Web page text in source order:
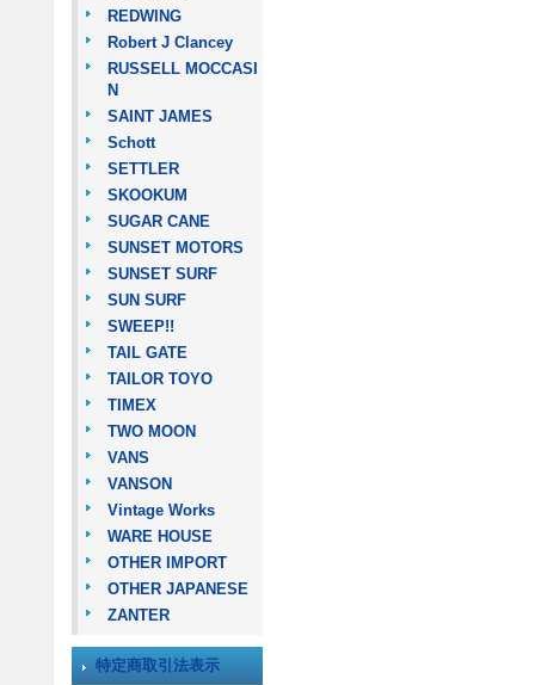
REDWING
Robert J Clancey
RUSSELL MOCCASI
N
SAINT JAMES
Schott
SETTLER
SKOOKUM
SUGAR CANE
SUNSET MOTORS
SUNSET SURF
SUN SURF
SWEEP!!
TAIL GATE
TAILOR TOYO
TIMEX
TWO MOON
VANS
VANSON
Vintage Works
WARE HOUSE
OTHER IMPORT
OTHER JAPANESE
ZANTER
特定商取引法表示